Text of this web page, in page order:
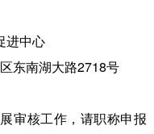
中心
南湖大路2718号
核工作，请职称申报